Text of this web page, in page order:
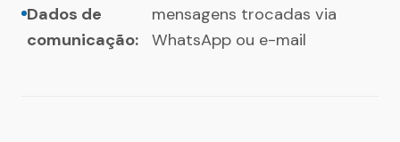
Dados de
comunicação:
mensagens trocadas via
WhatsApp ou e-mail